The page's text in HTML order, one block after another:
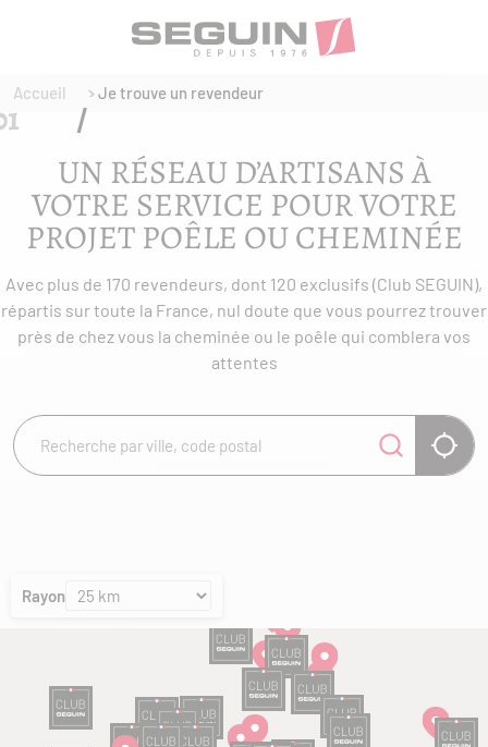
Accueil Je trouve un revendeur
UN RÉSEAU D’ARTISANS À
VOTRE SERVICE POUR VOTRE
PROJET POÊLE OU CHEMINÉE
Avec plus de 170 revendeurs, dont 120 exclusifs (Club SEGUIN),
répartis sur toute la France, nul doute que vous pourrez trouver
près de chez vous la cheminée ou le poêle qui comblera vos
attentes
Rayon